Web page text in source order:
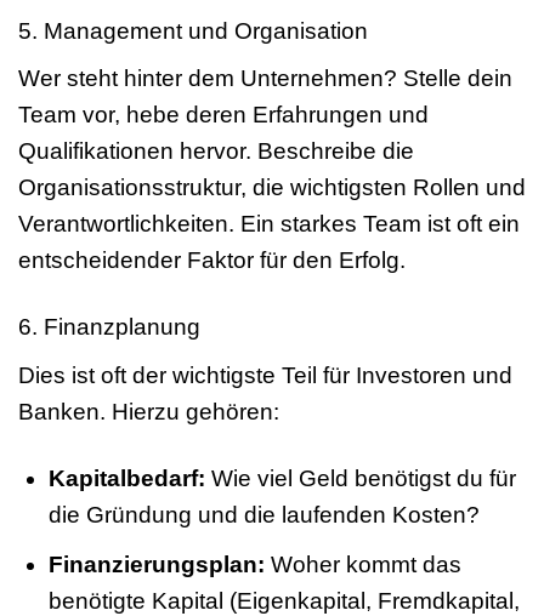
5. Management und Organisation
Wer steht hinter dem Unternehmen? Stelle dein
Team vor, hebe deren Erfahrungen und
Qualifikationen hervor. Beschreibe die
Organisationsstruktur, die wichtigsten Rollen und
Verantwortlichkeiten. Ein starkes Team ist oft ein
entscheidender Faktor für den Erfolg.
6. Finanzplanung
Dies ist oft der wichtigste Teil für Investoren und
Banken. Hierzu gehören:
Kapitalbedarf: Wie viel Geld benötigst du für
die Gründung und die laufenden Kosten?
Finanzierungsplan: Woher kommt das
benötigte Kapital (Eigenkapital, Fremdkapital,